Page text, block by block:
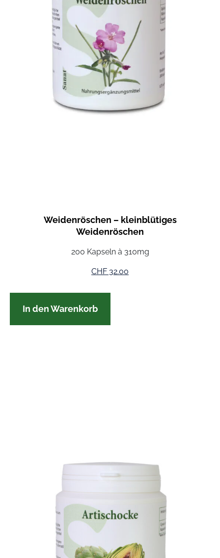
Weidenröschen – kleinblütiges
Weidenröschen
200 Kapseln à 310mg
CHF 32.00
In den Warenkorb